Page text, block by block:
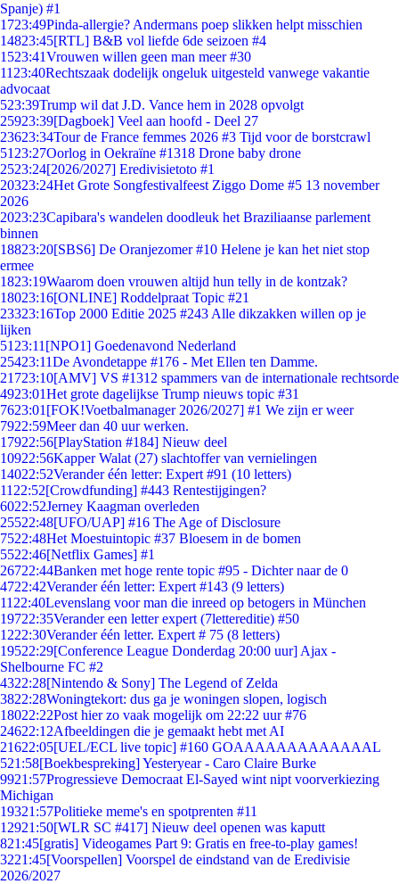
Spanje) #1
1723:49Pinda-allergie? Andermans poep slikken helpt misschien
14823:45[RTL] B&B vol liefde 6de seizoen #4
1523:41Vrouwen willen geen man meer #30
11 23:40Rechtszaak dodelijk ongeluk uitgesteld vanwege vakantie
advocaat
523:39Trump wil dat J.D. Vance hem in 2028 opvolgt
25923:39[Dagboek] Veel aan hoofd - Deel 27
23623:34Tour de France femmes 2026 #3 Tijd voor de borstcrawl
51 23:27Oorlog in Oekraïne #1318 Drone baby drone
2523:24[2026/2027] Eredivisietoto #1
20323:24Het Grote Songfestivalfeest Ziggo Dome #5 13 november
2026
2023:23Capibara's wandelen doodleuk het Braziliaanse parlement
binnen
18823:20[SBS6] De Oranjezomer #10 Helene je kan het niet stop
ermee
1823:19Waarom doen vrouwen altijd hun telly in de kontzak?
18023:16[ONLINE] Roddelpraat Topic #21
23323:16Top 2000 Editie 2025 #243 Alle dikzakken willen op je
lijken
51 23:11 [NPO1] Goedenavond Nederland
25423:11De Avondetappe #176 - Met Ellen ten Damme.
21723:10[AMV] VS #1312 spammers van de internationale rechtsorde
4923:01Het grote dagelijkse Trump nieuws topic #31
7623:01 [FOK!Voetbalmanager 2026/2027] #1 We zijn er weer
7922:59Meer dan 40 uur werken.
17922:56[PlayStation #184] Nieuw deel
10922:56Kapper Walat (27) slachtoffer van vernielingen
14022:52Verander één letter: Expert #91 (10 letters)
11 22:52[Crowdfunding] #443 Rentestijgingen?
6022:52Jerney Kaagman overleden
25522:48[UFO/UAP] #16 The Age of Disclosure
7522:48Het Moestuintopic #37 Bloesem in de bomen
5522:46[Netflix Games] #1
26722:44Banken met hoge rente topic #95 - Dichter naar de 0
4722:42Verander één letter: Expert #143 (9 letters)
11 22:40Levenslang voor man die inreed op betogers in München
19722:35Verander een letter expert (7lettereditie) #50
1222:30Verander één letter. Expert # 75 (8 letters)
19522:29[Conference League Donderdag 20:00 uur] Ajax -
Shelbourne FC #2
4322:28[Nintendo & Sony] The Legend of Zelda
3822:28Woningtekort: dus ga je woningen slopen, logisch
18022:22Post hier zo vaak mogelijk om 22:22 uur #76
24622:12Afbeeldingen die je gemaakt hebt met AI
21622:05[UEL/ECL live topic] #160 GOAAAAAAAAAAAAAL
521:58[Boekbespreking] Yesteryear - Caro Claire Burke
9921:57Progressieve Democraat El-Sayed wint nipt voorverkiezing
Michigan
19321:57Politieke meme's en spotprenten #11
12921:50[WLR SC #417] Nieuw deel openen was kaputt
821:45[gratis] Videogames Part 9: Gratis en free-to-play games!
3221:45[Voorspellen] Voorspel de eindstand van de Eredivisie
2026/2027